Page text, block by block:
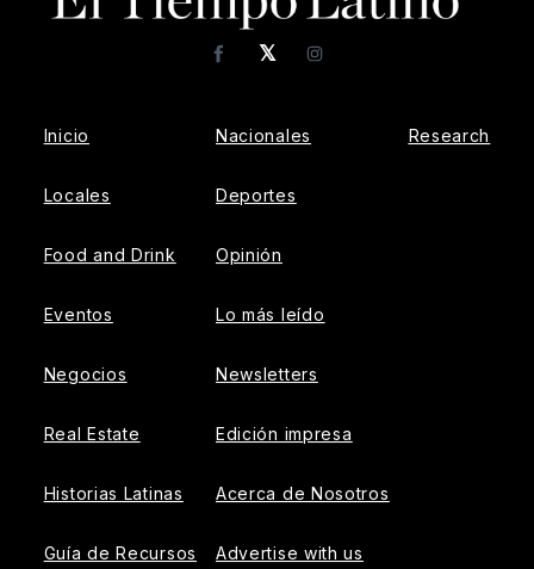
𝕏
FacebookInstagram
Inicio
Locales
Food and Drink
Eventos
Negocios
Real Estate
Historias Latinas
Guía de Recursos
Nacionales
Deportes
Opinión
Lo más leído
Newsletters
Edición impresa
Acerca de Nosotros
Advertise with us
Research